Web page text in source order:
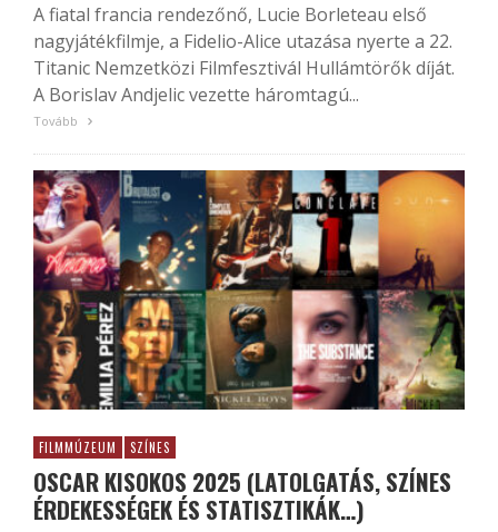
A fiatal francia rendezőnő, Lucie Borleteau első
nagyjátékfilmje, a Fidelio-Alice utazása nyerte a 22.
Titanic Nemzetközi Filmfesztivál Hullámtörők díját.
A Borislav Andjelic vezette háromtagú...
Tovább
FILMMÚZEUM SZÍNES
OSCAR KISOKOS 2025 (LATOLGATÁS, SZÍNES
ÉRDEKESSÉGEK ÉS STATISZTIKÁK…)